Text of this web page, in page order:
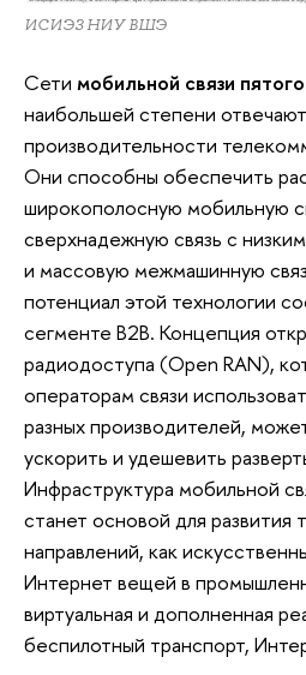
ИСИЭЗ НИУ ВШЭ
Сети мобильной связи
наибольшей степени
производительности
Они способны обеспечить
широкополосную мобильную
сверхнадежную связь с
и массовую межмашинную
потенциал этой технологии
сегменте B2B. Концепция
радиодоступа (Open RAN),
операторам связи
разных производителей,
ускорить и удешевить
Инфраструктура мобильной
станет основой для развития
направлений, как
Интернет вещей в
виртуальная и дополненная
беспилотный транспорт,